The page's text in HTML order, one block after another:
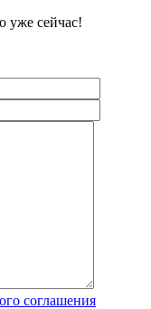
уже сейчас!
соглашения